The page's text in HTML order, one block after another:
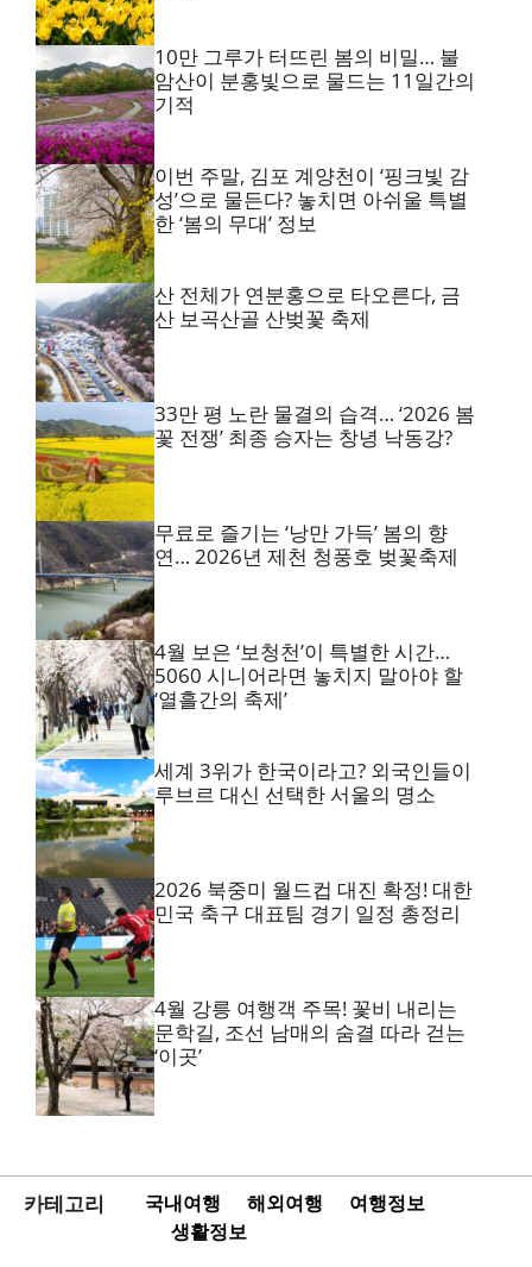
10만 그루가 터뜨린 봄의 비밀… 불
암산이 분홍빛으로 물드는 11일간의
기적
이번 주말, 김포 계양천이 ‘핑크빛 감
성’으로 물든다? 놓치면 아쉬울 특별
한 ‘봄의 무대’ 정보
산 전체가 연분홍으로 타오른다, 금
산 보곡산골 산벚꽃 축제
33만 평 노란 물결의 습격… ‘2026 봄
꽃 전쟁’ 최종 승자는 창녕 낙동강?
무료로 즐기는 ‘낭만 가득’ 봄의 향
연… 2026년 제천 청풍호 벚꽃축제
4월 보은 ‘보청천’이 특별한 시간…
5060 시니어라면 놓치지 말아야 할
‘열흘간의 축제’
세계 3위가 한국이라고? 외국인들이
루브르 대신 선택한 서울의 명소
2026 북중미 월드컵 대진 확정! 대한
민국 축구 대표팀 경기 일정 총정리
4월 강릉 여행객 주목! 꽃비 내리는
문학길, 조선 남매의 숨결 따라 걷는
‘이곳’
카테고리 국내여행 해외여행
여행정보
생활정보